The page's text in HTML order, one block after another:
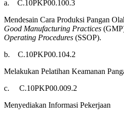
a. C.10PKP00.100.3
Mendesain Cara Produksi Pangan
Good Manufacturing Practices
Operating Procedures (SSOP).
b. C.10PKP00.104.2
Melakukan Pelatihan Keamanan
c. C.10PKP00.009.2
Menyediakan Informasi Pekerjaan